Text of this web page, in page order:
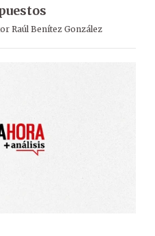
Raúl Benítez González